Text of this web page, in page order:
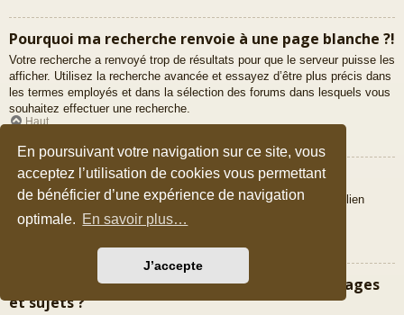
En poursuivant votre navigation sur ce site, vous
acceptez l’utilisation de cookies vous permettant
de bénéficier d’une expérience de navigation
optimale. En savoir plus…
J’accepte
Pourquoi ma recherche renvoie à une page blanche ?!
Votre recherche a renvoyé trop de résultats pour que le serveur puisse les
afficher. Utilisez la recherche avancée et essayez d’être plus précis dans
les termes employés et dans la sélection des forums dans lesquels vous
souhaitez effectuer une recherche.
Haut
Comment puis-je rechercher des membres ?
Veuillez vous rendre sur la liste des membres puis cliquer sur le lien
« Trouver un membre ».
Haut
Comment puis-je retrouver mes propres messages
et sujets ?